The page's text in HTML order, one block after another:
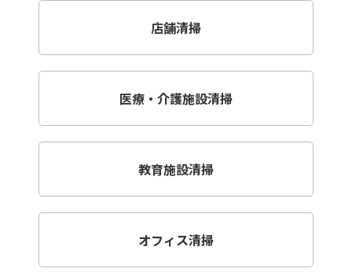
店舗清掃
医療・介護施設清掃
教育施設清掃
オフィス清掃